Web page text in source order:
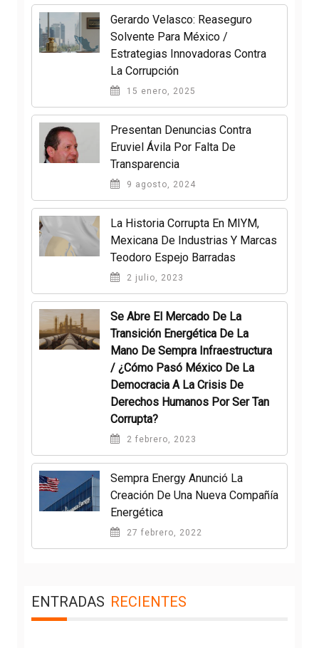
Gerardo Velasco: Reaseguro
Solvente Para México /
Estrategias Innovadoras Contra
La Corrupción
15 enero, 2025
Presentan Denuncias Contra
Eruviel Ávila Por Falta De
Transparencia
9 agosto, 2024
La Historia Corrupta En MIYM,
Mexicana De Industrias Y Marcas
Teodoro Espejo Barradas
2 julio, 2023
Se Abre El Mercado De La
Transición Energética De La
Mano De Sempra Infraestructura
/ ¿Cómo Pasó México De La
Democracia A La Crisis De
Derechos Humanos Por Ser Tan
Corrupta?
2 febrero, 2023
Sempra Energy Anunció La
Creación De Una Nueva Compañía
Energética
27 febrero, 2022
ENTRADAS RECIENTES